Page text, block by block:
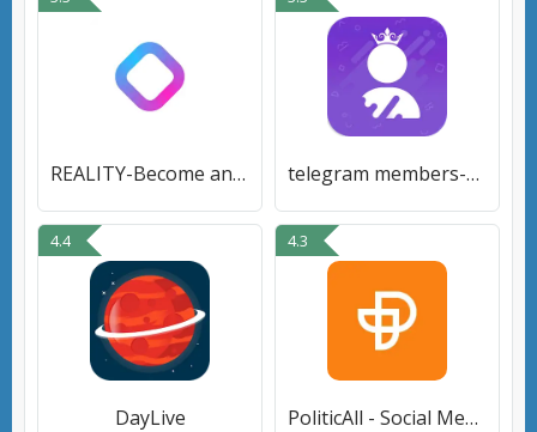
REALITY-Become an Anime Avatar telegram members-get members
4.4
DayLive
4.3
PoliticAll - Social Media